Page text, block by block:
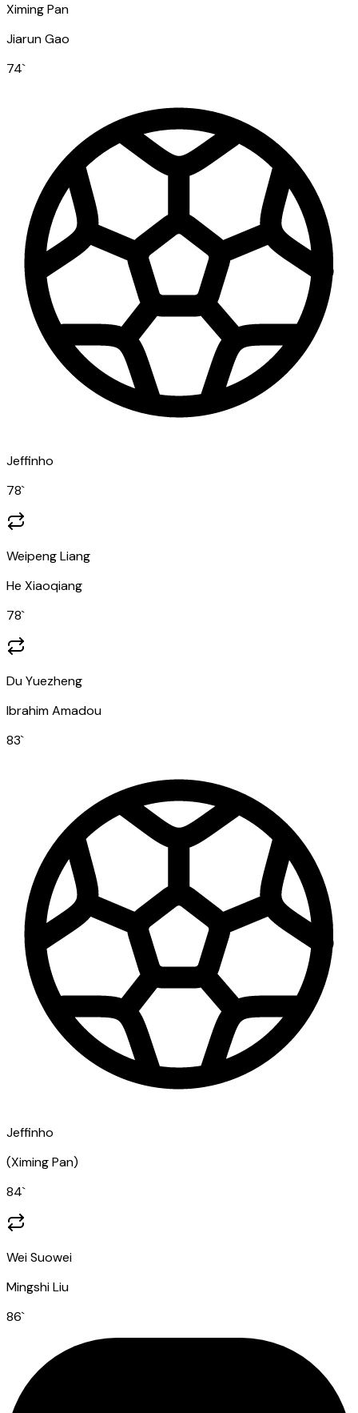
Ximing Pan
Jiarun Gao
74`
Jeffinho
78`
Weipeng Liang
He Xiaoqiang
78`
Du Yuezheng
Ibrahim Amadou
83`
Jeffinho
(Ximing Pan)
84`
Wei Suowei
Mingshi Liu
86`